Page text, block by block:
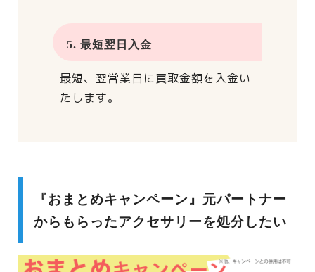
5. 最短翌日入金
最短、翌営業日に買取金額を入金い
たします。
『おまとめキャンペーン』元パートナー
からもらったアクセサリーを処分したい